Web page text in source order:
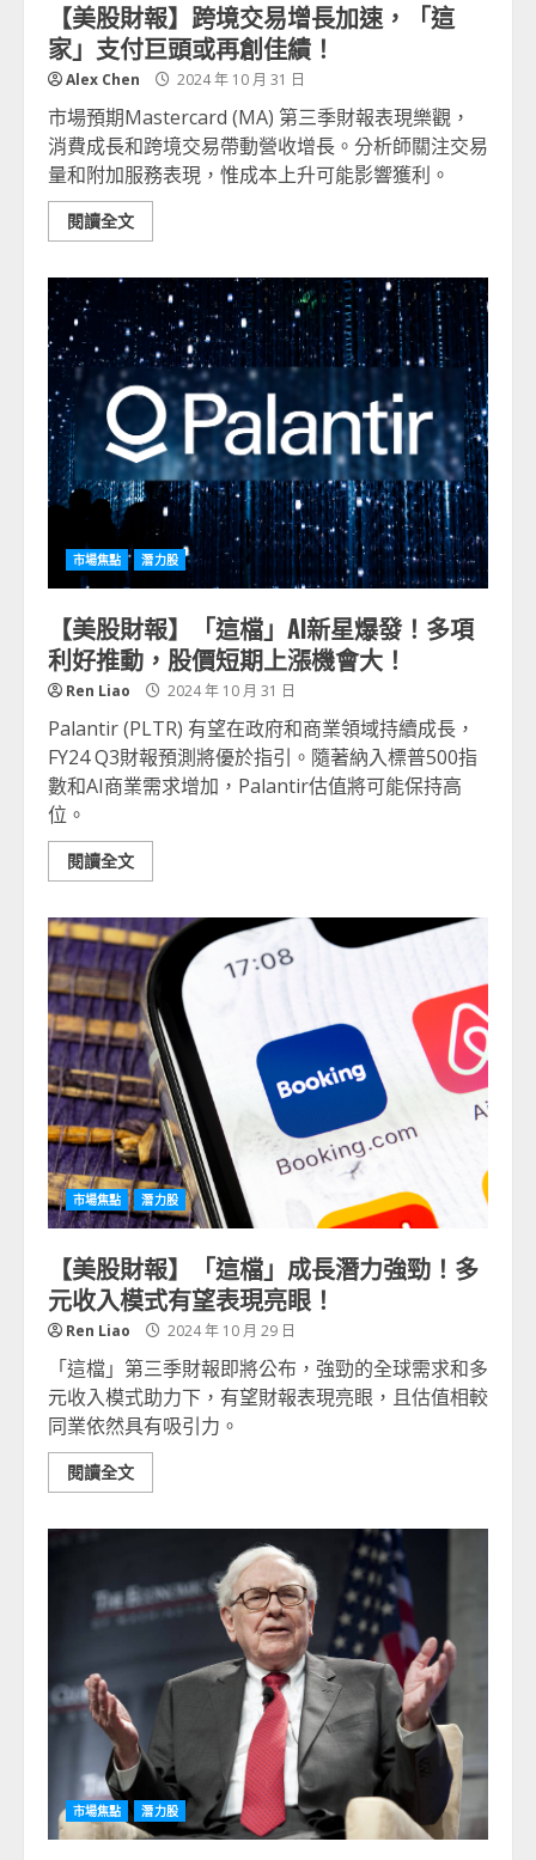
【美股財報】跨境交易增長加速，「這
家」支付巨頭或再創佳績！
Alex Chen 2024 年 10 月 31 日
市場預期Mastercard (MA) 第三季財報表現樂觀，
消費成長和跨境交易帶動營收增長。分析師關注交易
量和附加服務表現，惟成本上升可能影響獲利。
閱讀全文
市場焦點 潛力股
【美股財報】「這檔」AI新星爆發！多項
利好推動，股價短期上漲機會大！
Ren Liao 2024 年 10 月 31 日
Palantir (PLTR) 有望在政府和商業領域持續成長，
FY24 Q3財報預測將優於指引。隨著納入標普500指
數和AI商業需求增加，Palantir估值將可能保持高
位。
閱讀全文
市場焦點 潛力股
【美股財報】「這檔」成長潛力強勁！多
元收入模式有望表現亮眼！
Ren Liao 2024 年 10 月 29 日
「這檔」第三季財報即將公布，強勁的全球需求和多
元收入模式助力下，有望財報表現亮眼，且估值相較
同業依然具有吸引力。
閱讀全文
市場焦點 潛力股